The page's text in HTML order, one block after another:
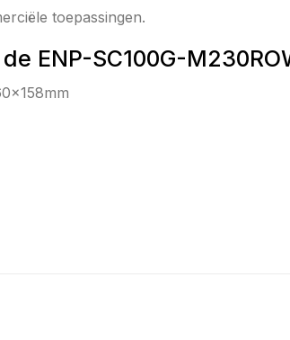
toepassingen.
ENP-SC100G-